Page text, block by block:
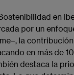
en
por un
la
en más de
destaca la